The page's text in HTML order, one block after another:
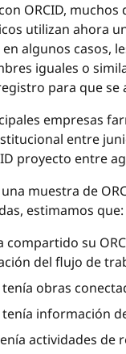
ORCID,
utilizan ahora
algunos casos,
iguales o
para que
empresas
entre
proyecto entre
muestra de
estimamos que:
compartido su
del flujo de
tenía obras
tenía información
actividades